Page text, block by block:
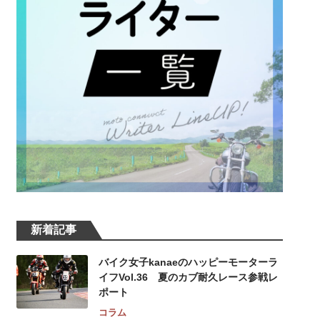
新着記事
バイク女子kanaeのハッピーモーターラ
イフVol.36 夏のカブ耐久レース参戦レ
ポート
コラム